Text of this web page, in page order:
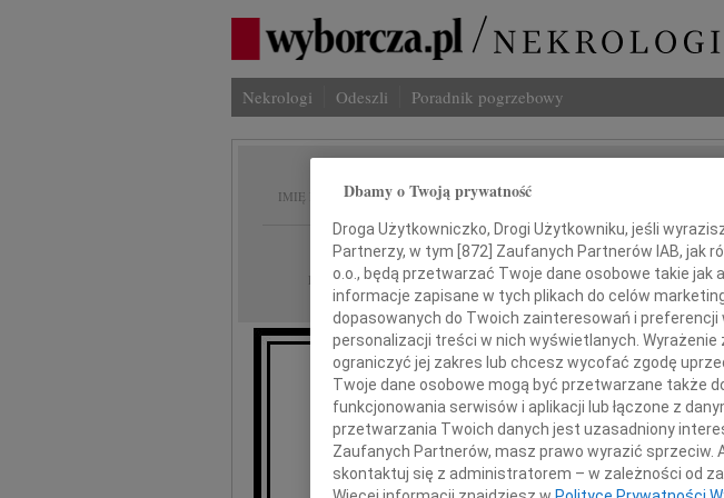
Nekrologi Odeszli Poradnik pogrzebowy
IMIĘ I NAZWISKO: Marian Sołtysik
REGION: Katowice
DATA EMISJI: 06.03.2010
Z głębokim żalem żegnamy
Profesora
Mariana Sołtysika
Dbamy o Twoją prywatność
Droga Użytkowniczko, Drogi Użytkowniku, jeśli
Partnerzy, w tym [ 872 ] Zaufanych Partnerów IAB, jak
o.o., będą przetwarzać Twoje dane osobowe takie jak
informacje zapisane w tych plikach do celów
dopasowanych do Twoich zainteresowań i
personalizacji treści w nich wyświetlanych.
ograniczyć jej zakres lub chcesz wycofać zgodę
Twoje dane osobowe mogą być przetwarzane także
funkcjonowania serwisów i aplikacji lub łączone z
przetwarzania Twoich danych jest uzasadniony
Zaufanych Partnerów, masz prawo wyrazić sprzeciw.
skontaktuj się z administratorem – w zależności od